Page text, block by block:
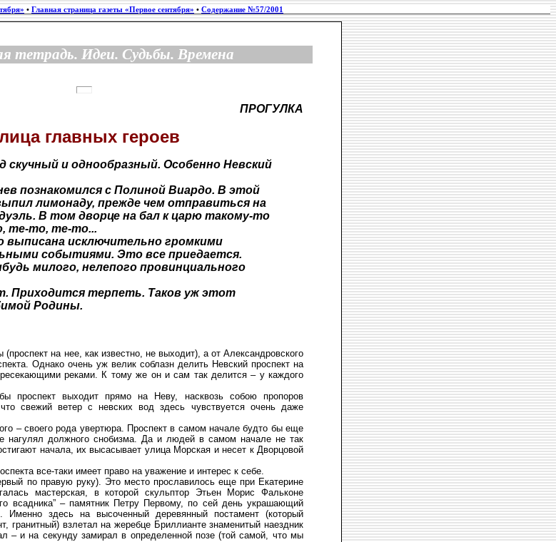
• Главная страница газеты «Первое сентября» • Содержание №57/2001
тетрадь. Идеи. Судьбы. Времена
ПРОГУЛКА
главных героев
скучный и однообразный. Особенно Невский
познакомился с Полиной Виардо. В этой
лимонаду, прежде чем отправиться на
В том дворце на бал к царю такому-то
те-то, те-то...
выписана исключительно громкими
событиями. Это все приедается.
милого, нелепого провинциального
Приходится терпеть. Таков уж этот
Родины.
на нее, как известно, не выходит), а от Александровского
Однако очень уж велик соблазн делить Невский проспект на
реками. К тому же он и сам так делится – у каждого
проспект выходит прямо на Неву, насквозь собою пропоров
свежий ветер с невских вод здесь чувствуется очень даже
– своего рода увертюра. Проспект в самом начале будто бы еще
нагулял должного снобизма. Да и людей в самом начале не так
начала, их высасывает улица Морская и несет к Дворцовой
все-таки имеет право на уважение и интерес к себе.
по правую руку). Это место прославилось еще при Екатерине
мастерская, в которой скульптор Этьен Морис Фальконе
всадника” – памятник Петру Первому, по сей день украшающий
Именно здесь на высоченный деревянный постамент (который
гранитный) взлетал на жеребце Бриллианте знаменитый наездник
– и на секунду замирал в определенной позе (той самой, что мы